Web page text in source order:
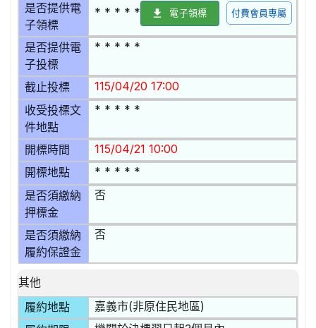
是否提供電
子領標
* * * * * 電子領標 付費會員專屬
是否提供電
子投標
* * * * *
截止投標 115/04/20 17:00
收受投標文
件地點
* * * * *
開標時間 115/04/21 10:00
開標地點 * * * * *
是否須繳納
押標金
否
是否須繳納
履約保證金
否
其他
履約地點
嘉義市(非原住民地區)